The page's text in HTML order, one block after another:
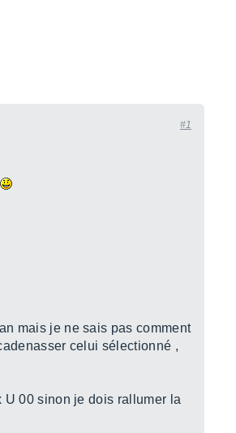
#1
mais je ne sais pas comment
celui sélectionné ,
00 sinon je dois rallumer la